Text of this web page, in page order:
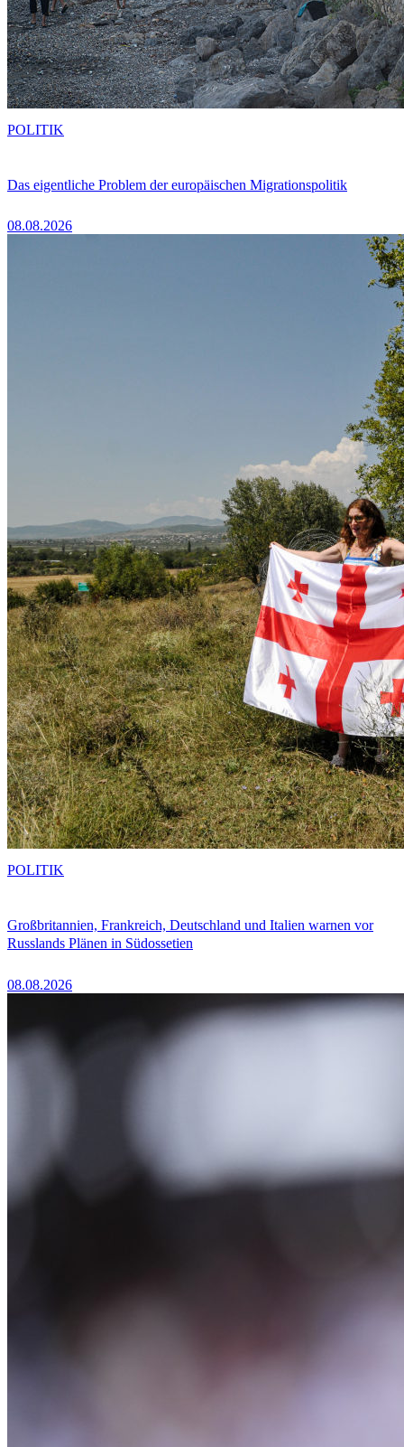
Das eigentliche Problem der europäischen Migrationspolitik
08.08.2026
POLITIK
Großbritannien, Frankreich, Deutschland und Italien warnen vor
Russlands Plänen in Südossetien
08.08.2026
POLITIK